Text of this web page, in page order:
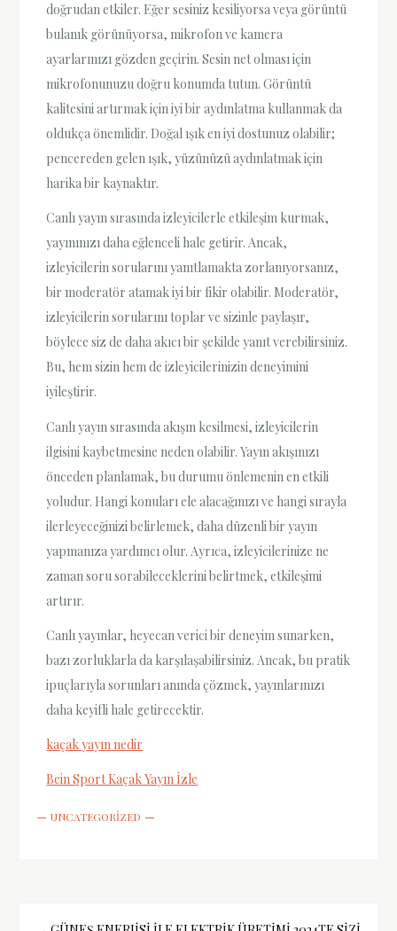
doğrudan etkiler. Eğer sesiniz kesiliyorsa veya görüntü
bulanık görünüyorsa, mikrofon ve kamera
ayarlarınızı gözden geçirin. Sesin net olması için
mikrofonunuzu doğru konumda tutun. Görüntü
kalitesini artırmak için iyi bir aydınlatma kullanmak da
oldukça önemlidir. Doğal ışık en iyi dostunuz olabilir;
pencereden gelen ışık, yüzünüzü aydınlatmak için
harika bir kaynaktır.
Canlı yayın sırasında izleyicilerle etkileşim kurmak,
yayınınızı daha eğlenceli hale getirir. Ancak,
izleyicilerin sorularını yanıtlamakta zorlanıyorsanız,
bir moderatör atamak iyi bir fikir olabilir. Moderatör,
izleyicilerin sorularını toplar ve sizinle paylaşır,
böylece siz de daha akıcı bir şekilde yanıt verebilirsiniz.
Bu, hem sizin hem de izleyicilerinizin deneyimini
iyileştirir.
Canlı yayın sırasında akışın kesilmesi, izleyicilerin
ilgisini kaybetmesine neden olabilir. Yayın akışınızı
önceden planlamak, bu durumu önlemenin en etkili
yoludur. Hangi konuları ele alacağınızı ve hangi sırayla
ilerleyeceğinizi belirlemek, daha düzenli bir yayın
yapmanıza yardımcı olur. Ayrıca, izleyicilerinize ne
zaman soru sorabileceklerini belirtmek, etkileşimi
artırır.
Canlı yayınlar, heyecan verici bir deneyim sunarken,
bazı zorluklarla da karşılaşabilirsiniz. Ancak, bu pratik
ipuçlarıyla sorunları anında çözmek, yayınlarınızı
daha keyifli hale getirecektir.
kaçak yayın nedir
Bein Sport Kaçak Yayın İzle
UNCATEGORIZED